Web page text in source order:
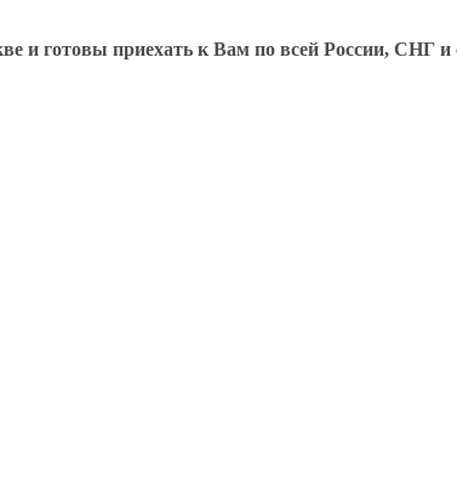
и готовы приехать к Вам по всей России, СНГ и